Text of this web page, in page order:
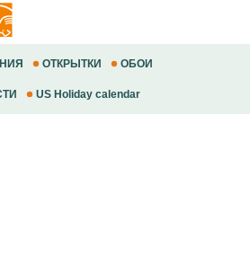
ОТКРЫТКИ ОБОИ
US Holiday calendar